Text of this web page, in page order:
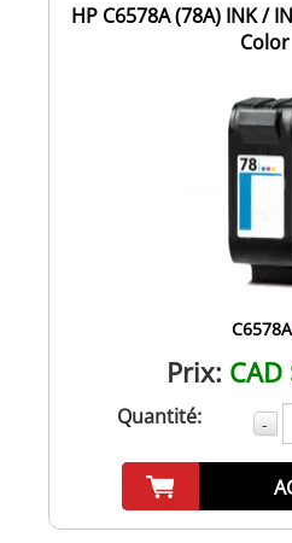
HP C6578A (78A) INK /
Color
C6578A
Prix:
Quantité: -